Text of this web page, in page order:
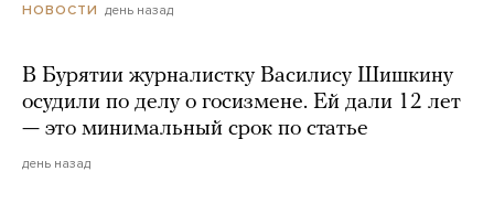
НОВОСТИ день назад
В Бурятии журналистку Василису Шишкину
осудили по делу о госизмене. Ей дали 12 лет
— это минимальный срок по статье
день назад